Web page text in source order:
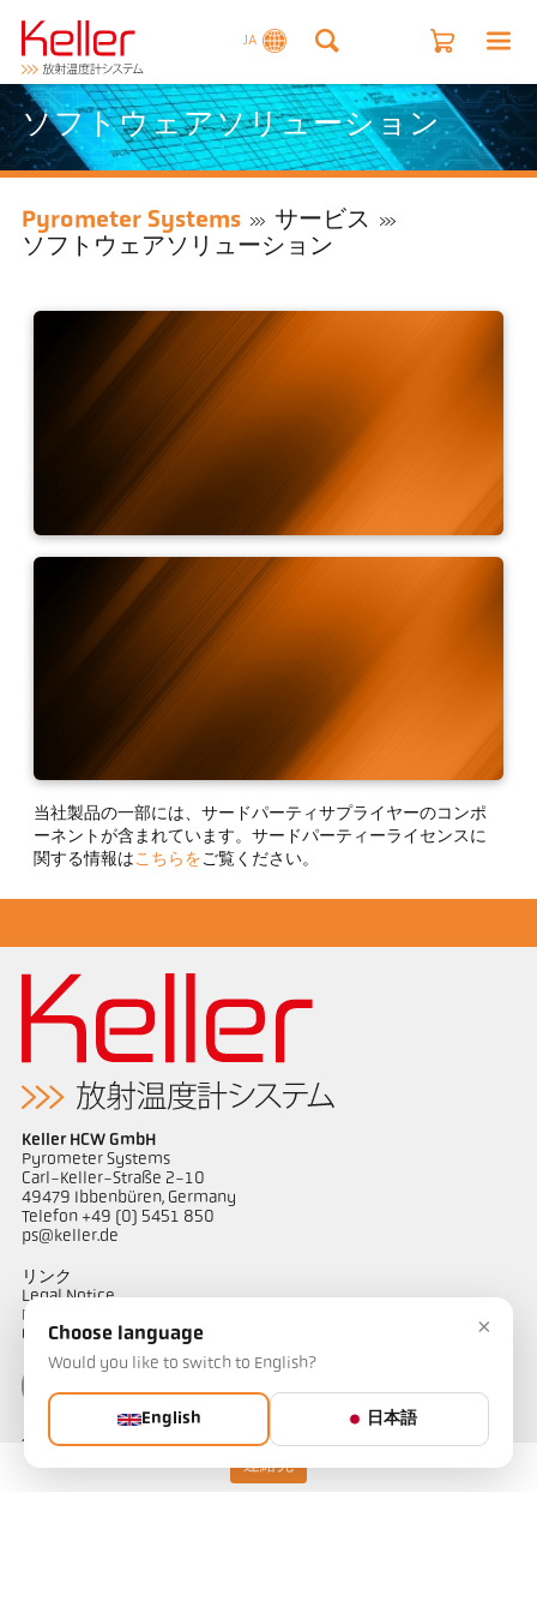
JA
連絡先
ソフトウェアソリューション
Pyrometer Systems
サービス
ソフトウェアソリューション
CellaViewソフトウェア
IO-Link通信ツール
当社製品の一部には、サードパーティサプライヤーのコンポ
ーネントが含まれています。サードパーティーライセンスに
関する情報はこちらをご覧ください。
Keller HCW GmbH
Pyrometer Systems
Carl-Keller-Straße 2-10
49479 Ibbenbüren, Germany
Telefon +49 (0) 5451 850
ps@keller.de
リンク
Legal Notice
Privacy
GTC
ケラーパイロメータージャパン
×
Choose language
Would you like to switch to English?
English 日本語